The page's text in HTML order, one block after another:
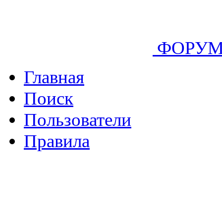
Главная
Поиск
Пользователи
Правила